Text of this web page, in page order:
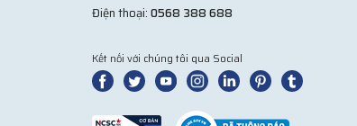
Điện thoại:0568 388 688
Kết nối với chúng tôi qua Social